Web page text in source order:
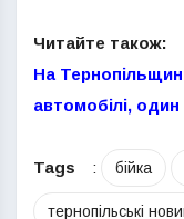
Читайте також:
На
автомобілі,
Tags : бійка
тернопільські